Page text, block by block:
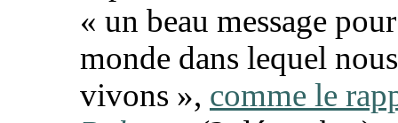
« un beau message
monde dans lequel nous
vivons », comme le